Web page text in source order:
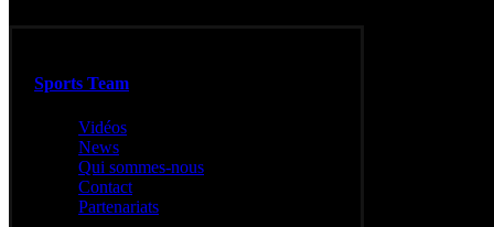
Sports Team
Vidéos
News
Qui sommes-nous
Contact
Partenariats